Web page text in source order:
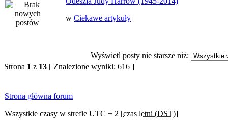
w Ciekawe artykuły
Wyświetl posty nie starsze niż:
Strona 1 z 13 [ Znalezione wyniki: 616 ]
Strona główna forum
Wszystkie czasy w strefie UTC + 2 [czas letni (DST)]